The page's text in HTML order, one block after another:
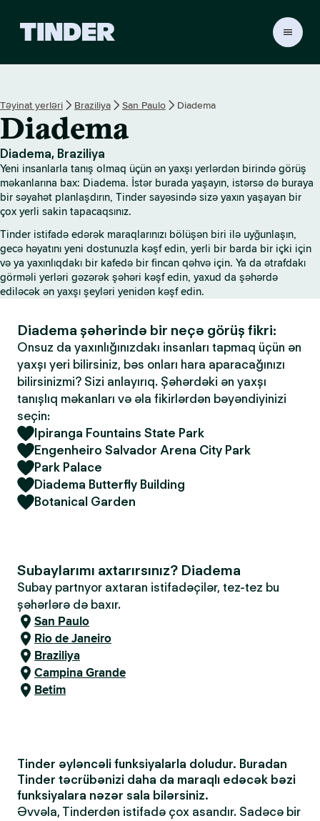
r
H
o
e
Təyinat yerləri Braziliya San Paulo Diadema
Diadema
Diadema, Braziliya
Yeni insanlarla tanış olmaq üçün ən yaxşı yerlərdən birində görüş
məkanlarına bax: Diadema. İstər burada yaşayın, istərsə də buraya
bir səyahət planlaşdırın, Tinder sayəsində sizə yaxın yaşayan bir
çox yerli sakin tapacaqsınız.
Tinder istifadə edərək maraqlarınızı bölüşən biri ilə uyğunlaşın,
gecə həyatını yeni dostunuzla kəşf edin, yerli bir barda bir içki için
və ya yaxınlıqdakı bir kafedə bir fincan qəhvə için. Ya da ətrafdakı
görməli yerləri gəzərək şəhəri kəşf edin, yaxud da şəhərdə
ediləcək ən yaxşı şeyləri yenidən kəşf edin.
Diadema şəhərində bir neçə görüş fikri:
Onsuz da yaxınlığınızdakı insanları tapmaq üçün ən
yaxşı yeri bilirsiniz, bəs onları hara aparacağınızı
bilirsinizmi? Sizi anlayırıq. Şəhərdəki ən yaxşı
tanışlıq məkanları və əla fikirlərdən bəyəndiyinizi
seçin:
Ipiranga Fountains State Park
Engenheiro Salvador Arena City Park
Park Palace
Diadema Butterfly Building
Botanical Garden
Subaylarımı axtarırsınız? Diadema
Subay partnyor axtaran istifadəçilər, tez-tez bu
şəhərlərə də baxır.
San Paulo
Rio de Janeiro
Braziliya
Campina Grande
Betim
Tinder əyləncəli funksiyalarla doludur. Buradan
Tinder təcrübənizi daha da maraqlı edəcək bəzi
funksiyalara nəzər sala bilərsiniz.
Əvvəla, Tinderdən istifadə çox asandır. Sadəcə bir